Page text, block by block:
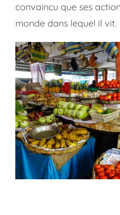
convaincu que ses
monde dans lequel il vit.